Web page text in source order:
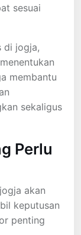
sesuai
di jogja,
membantu
sekaligus
Perlu
akan
keputusan
penting